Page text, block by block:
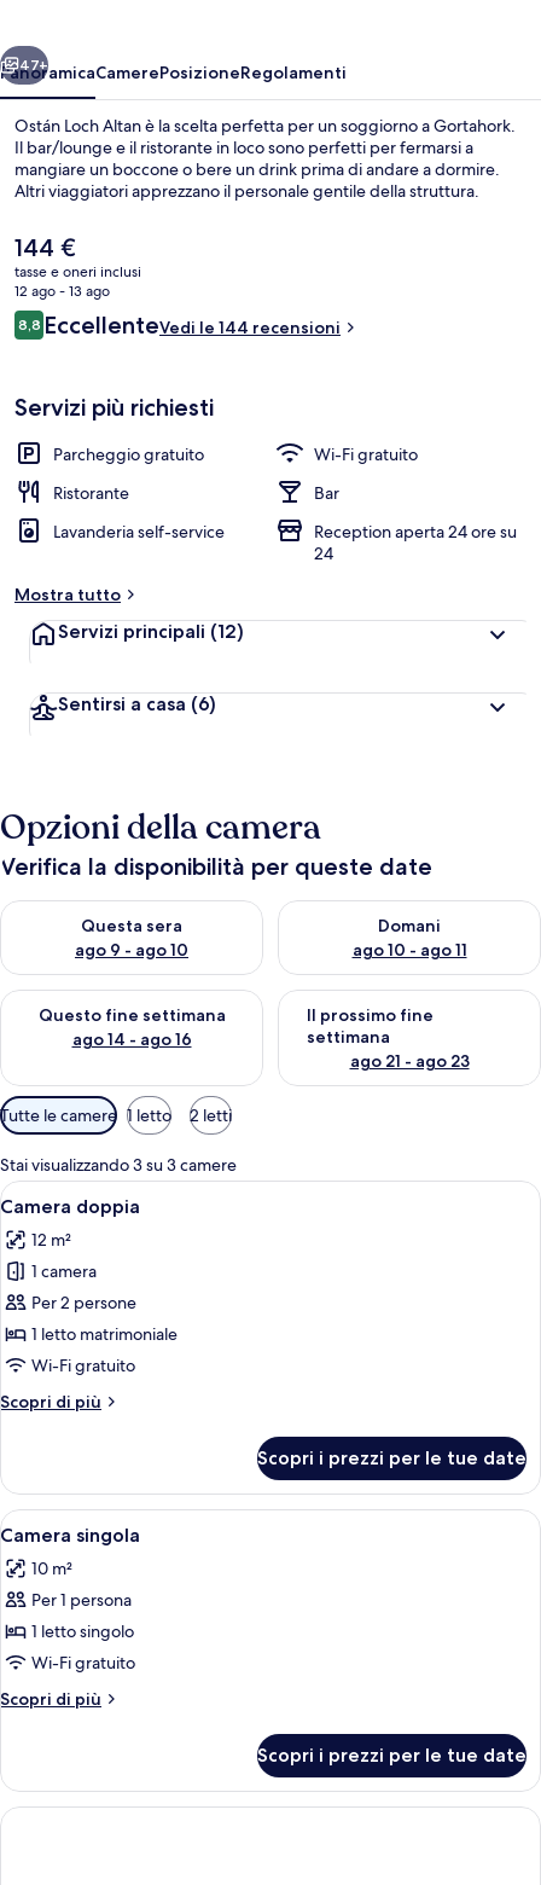
Una spiaggia nelle vicinanze
Avanti
47+
PanoramicaCamerePosizioneRegolamenti
Ostán Loch Altan è la scelta perfetta per un soggiorno a Gortahork.
Il bar/lounge e il ristorante in loco sono perfetti per fermarsi a
mangiare un boccone o bere un drink prima di andare a dormire.
Altri viaggiatori apprezzano il personale gentile della struttura.
Il
prezzo
attuale
è
144 €
144 €
tasse e oneri inclusi
12 ago - 13 ago
Recensioni
8,88,8 su 10
EccellenteVedi le 144 recensioni
Servizi più richiesti
Parcheggio gratuito
Wi-Fi gratuito
Ristorante
Bar
Lavanderia self-service
Reception aperta 24 ore su
24
Mostra tutto
Servizi principali (12)
Sentirsi a casa (6)
Opzioni della camera
Verifica la disponibilità per queste date
Questa sera
ago 9 - ago 10
Verifica la disponibilità per questa sera, ago 9 - ago 10
Domani
ago 10 - ago 11
Verifica la disponibilità per
Questo fine settimana
ago 14 - ago 16
Verifica la disponibilità per questo fine settimana, ago 14 -
Il prossimo fine
settimana
ago 21 - ago 23
Verifica la disponibilità per il
Filtri
disponibili
per
le
camere
Tutte le camere 1 letto 2 letti
Stai visualizzando 3 su 3 camere
Apri
tutte
le
foto
per
Camera
doppia
Camera d'albergo con un letto in
5
Camera doppia
12 m²
1 camera
Per 2 persone
1 letto matrimoniale
Wi-Fi gratuito
Scopri di più
Altri
doppia
Scopri i prezzi per le tue date
Apri
tutte
le
foto
per
Camera
singola
Un letto tradizionale a baldacchino
5
Camera singola
10 m²
Per 1 persona
1 letto singolo
Wi-Fi gratuito
Scopri di più
Altri
singola
Scopri i prezzi per le tue date